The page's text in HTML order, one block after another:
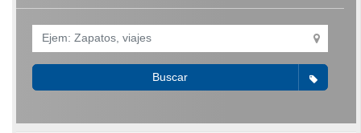
Buscar